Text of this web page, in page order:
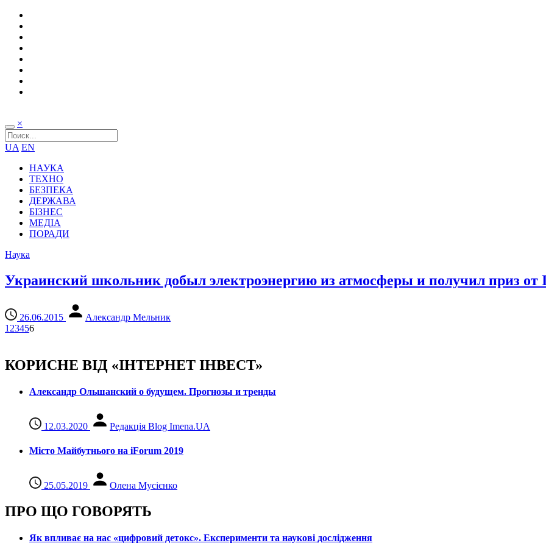
×
UA EN
НАУКА
ТЕХНО
БЕЗПЕКА
ДЕРЖАВА
БІЗНЕС
МЕДІА
ПОРАДИ
Наука
Украинский школьник добыл электроэнергию из атмосферы и получил приз от
26.06.2015
Александр Мельник
1 23456
КОРИСНЕ ВІД «ІНТЕРНЕТ ІНВЕСТ»
Александр Ольшанский о будущем. Прогнозы и тренды
12.03.2020 Редакція Blog Imena.UA
Місто Майбутнього на iForum 2019
25.05.2019 Олена Мусієнко
ПРО ЩО ГОВОРЯТЬ
Як впливає на нас «цифровий детокс». Експерименти та наукові дослідження